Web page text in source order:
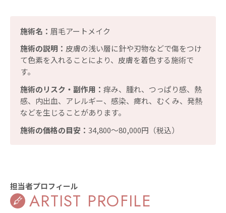
施術名： 眉毛アートメイク
施術の説明： 皮膚の浅い層に針や刃物などで傷をつけ
て色素を入れることにより、皮膚を着色する施術で
す。
施術のリスク・副作用： 痒み、腫れ、つっぱり感、熱
感、内出血、アレルギー、感染、痺れ、むくみ、発熱
などを生じることがあります。
施術の価格の目安： 34,800〜80,000円（税込）
担当者プロフィール
ARTIST PROFILE